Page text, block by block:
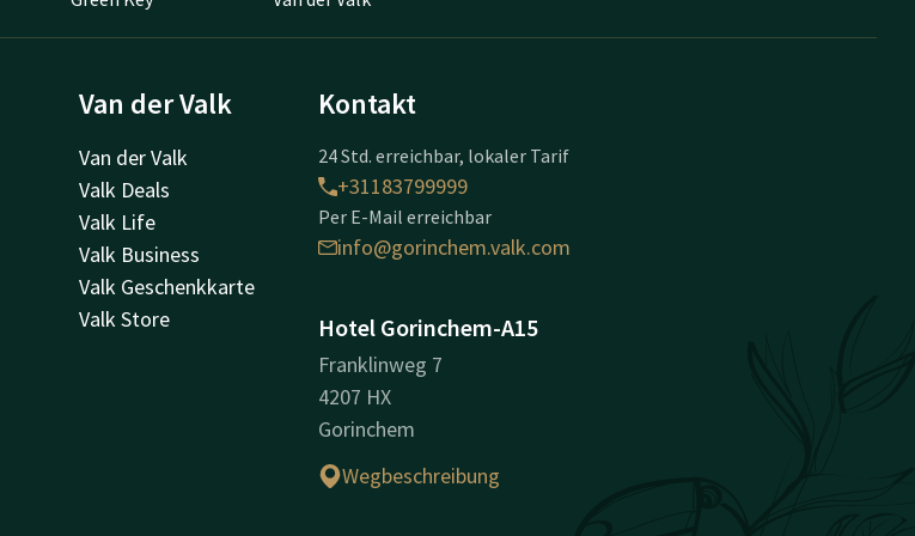
Van der Valk
Van der Valk
Valk Deals
Valk Life
Valk Business
Valk Geschenkkarte
Valk Store
Kontakt
24 Std. erreichbar, lokaler Tarif
+31183799999
Per E-Mail erreichbar
info@gorinchem.valk.com
Hotel Gorinchem-A15
Franklinweg 7
4207 HX
Gorinchem
Wegbeschreibung